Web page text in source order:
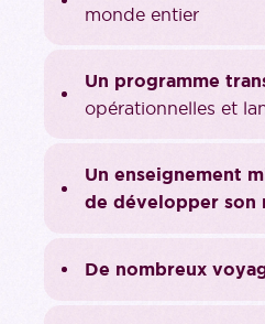
monde entier
Un programme
opérationnelles et
Un enseignement
de développer son
De nombreux